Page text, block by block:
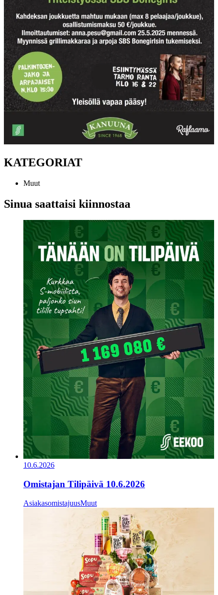
KATEGORIAT
Muut
Sinua saattaisi kiinnostaa
10.6.2026
Omistajan Tilipäivä 10.6.2026
AsiakasomistajuusMuut